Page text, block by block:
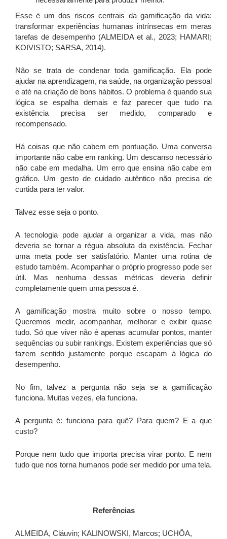
Esse é um dos riscos centrais da gamificação da vida:
transformar experiências humanas intrínsecas em meras
tarefas de desempenho (ALMEIDA et al., 2023; HAMARI;
KOIVISTO; SARSA, 2014).
Não se trata de condenar toda gamificação. Ela pode
ajudar na aprendizagem, na saúde, na organização pessoal
e até na criação de bons hábitos. O problema é quando sua
lógica se espalha demais e faz parecer que tudo na
existência precisa ser medido, comparado e
recompensado.
Há coisas que não cabem em pontuação. Uma conversa
importante não cabe em ranking. Um descanso necessário
não cabe em medalha. Um erro que ensina não cabe em
gráfico. Um gesto de cuidado autêntico não precisa de
curtida para ter valor.
Talvez esse seja o ponto.
A tecnologia pode ajudar a organizar a vida, mas não
deveria se tornar a régua absoluta da existência. Fechar
uma meta pode ser satisfatório. Manter uma rotina de
estudo também. Acompanhar o próprio progresso pode ser
útil. Mas nenhuma dessas métricas deveria definir
completamente quem uma pessoa é.
A gamificação mostra muito sobre o nosso tempo.
Queremos medir, acompanhar, melhorar e exibir quase
tudo. Só que viver não é apenas acumular pontos, manter
sequências ou subir rankings. Existem experiências que só
fazem sentido justamente porque escapam à lógica do
desempenho.
No fim, talvez a pergunta não seja se a gamificação
funciona. Muitas vezes, ela funciona.
A pergunta é: funciona para quê? Para quem? E a que
custo?
Porque nem tudo que importa precisa virar ponto. E nem
tudo que nos torna humanos pode ser medido por uma tela.
Referências
ALMEIDA, Cláuvin; KALINOWSKI, Marcos; UCHÔA,